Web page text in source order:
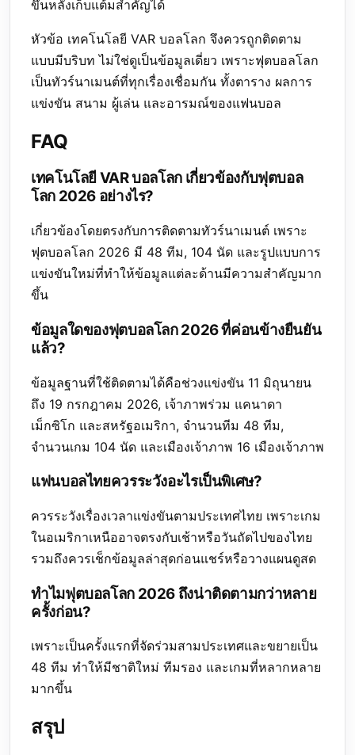
ขึ้นหลังเก็บแต้มสำคัญได้
หัวข้อ เทคโนโลยี VAR บอลโลก จึงควรถูกติดตาม
แบบมีบริบท ไม่ใช่ดูเป็นข้อมูลเดี่ยว เพราะฟุตบอลโลก
เป็นทัวร์นาเมนต์ที่ทุกเรื่องเชื่อมกัน ทั้งตาราง ผลการ
แข่งขัน สนาม ผู้เล่น และอารมณ์ของแฟนบอล
FAQ
เทคโนโลยี VAR บอลโลก เกี่ยวข้องกับฟุตบอล
โลก 2026 อย่างไร?
เกี่ยวข้องโดยตรงกับการติดตามทัวร์นาเมนต์ เพราะ
ฟุตบอลโลก 2026 มี 48 ทีม, 104 นัด และรูปแบบการ
แข่งขันใหม่ที่ทำให้ข้อมูลแต่ละด้านมีความสำคัญมาก
ขึ้น
ข้อมูลใดของฟุตบอลโลก 2026 ที่ค่อนข้างยืนยัน
แล้ว?
ข้อมูลฐานที่ใช้ติดตามได้คือช่วงแข่งขัน 11 มิถุนายน
ถึง 19 กรกฎาคม 2026, เจ้าภาพร่วม แคนาดา
เม็กซิโก และสหรัฐอเมริกา, จำนวนทีม 48 ทีม,
จำนวนเกม 104 นัด และเมืองเจ้าภาพ 16 เมืองเจ้าภาพ
แฟนบอลไทยควรระวังอะไรเป็นพิเศษ?
ควรระวังเรื่องเวลาแข่งขันตามประเทศไทย เพราะเกม
ในอเมริกาเหนืออาจตรงกับเช้าหรือวันถัดไปของไทย
รวมถึงควรเช็กข้อมูลล่าสุดก่อนแชร์หรือวางแผนดูสด
ทำไมฟุตบอลโลก 2026 ถึงน่าติดตามกว่าหลาย
ครั้งก่อน?
เพราะเป็นครั้งแรกที่จัดร่วมสามประเทศและขยายเป็น
48 ทีม ทำให้มีชาติใหม่ ทีมรอง และเกมที่หลากหลาย
มากขึ้น
สรุป